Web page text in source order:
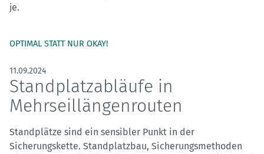
je.
OPTIMAL STATT NUR OKAY!
11.09.2024
Standplatzabläufe in
Mehrseillängenrouten
Standplätze sind ein sensibler Punkt in der
Sicherungskette. Standplatzbau, Sicherungsmethoden